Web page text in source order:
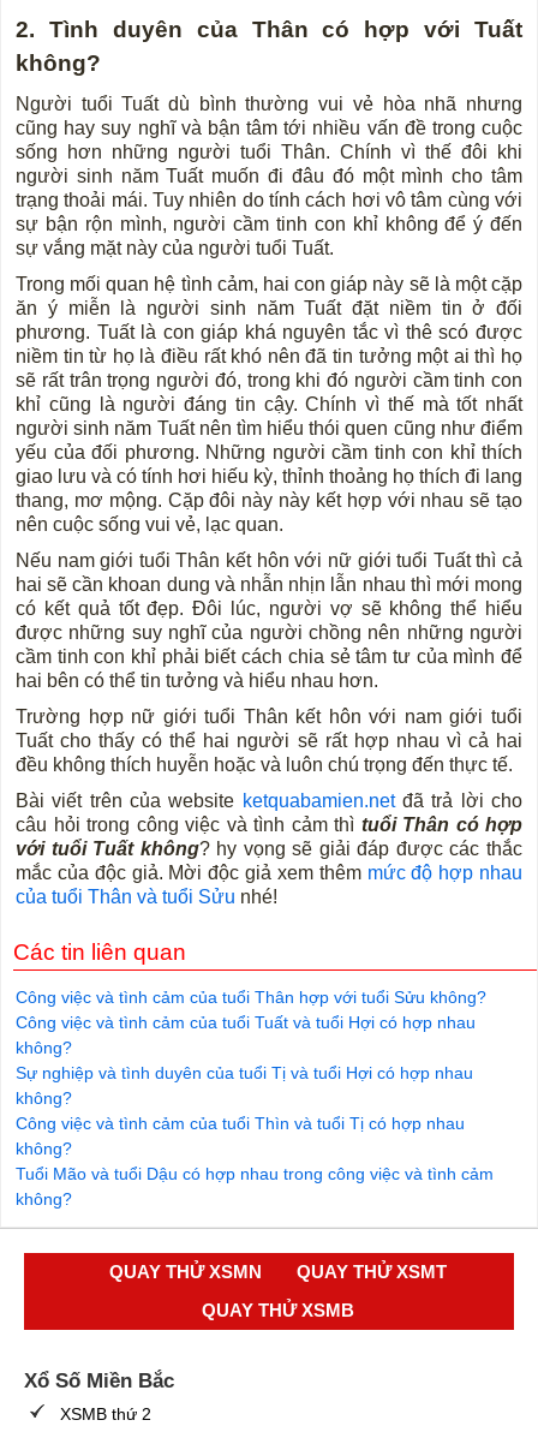
2. Tình duyên của Thân có hợp với Tuất
không?
Người tuổi Tuất dù bình thường vui vẻ hòa nhã nhưng
cũng hay suy nghĩ và bận tâm tới nhiều vấn đề trong cuộc
sống hơn những người tuổi Thân. Chính vì thế đôi khi
người sinh năm Tuất muốn đi đâu đó một mình cho tâm
trạng thoải mái. Tuy nhiên do tính cách hơi vô tâm cùng với
sự bận rộn mình, người cầm tinh con khỉ không để ý đến
sự vắng mặt này của người tuổi Tuất.
Trong mối quan hệ tình cảm, hai con giáp này sẽ là một cặp
ăn ý miễn là người sinh năm Tuất đặt niềm tin ở đối
phương. Tuất là con giáp khá nguyên tắc vì thê scó được
niềm tin từ họ là điều rất khó nên đã tin tưởng một ai thì họ
sẽ rất trân trọng người đó, trong khi đó người cầm tinh con
khỉ cũng là người đáng tin cậy. Chính vì thế mà tốt nhất
người sinh năm Tuất nên tìm hiểu thói quen cũng như điểm
yếu của đối phương. Những người cầm tinh con khỉ thích
giao lưu và có tính hơi hiếu kỳ, thỉnh thoảng họ thích đi lang
thang, mơ mộng. Cặp đôi này này kết hợp với nhau sẽ tạo
nên cuộc sống vui vẻ, lạc quan.
Nếu nam giới tuổi Thân kết hôn với nữ giới tuổi Tuất thì cả
hai sẽ cần khoan dung và nhẫn nhịn lẫn nhau thì mới mong
có kết quả tốt đẹp. Đôi lúc, người vợ sẽ không thể hiểu
được những suy nghĩ của người chồng nên những người
cầm tinh con khỉ phải biết cách chia sẻ tâm tư của mình để
hai bên có thể tin tưởng và hiểu nhau hơn.
Trường hợp nữ giới tuổi Thân kết hôn với nam giới tuổi
Tuất cho thấy có thể hai người sẽ rất hợp nhau vì cả hai
đều không thích huyễn hoặc và luôn chú trọng đến thực tế.
Bài viết trên của website ketquabamien.netđã trả lời cho
câu hỏi trong công việc và tình cảm thì tuổi Thân có hợp
với tuổi Tuất không? hy vọng sẽ giải đáp được các thắc
mắc của độc giả. Mời độc giả xem thêm mức độ hợp nhau
của tuổi Thân và tuổi Sửu nhé!
Các tin liên quan
Công việc và tình cảm của tuổi Thân hợp với tuổi Sửu không?
Công việc và tình cảm của tuổi Tuất và tuổi Hợi có hợp nhau
không?
Sự nghiệp và tình duyên của tuổi Tị và tuổi Hợi có hợp nhau
không?
Công việc và tình cảm của tuổi Thìn và tuổi Tị có hợp nhau
không?
Tuổi Mão và tuổi Dậu có hợp nhau trong công việc và tình cảm
không?
QUAY THỬ XSMN
QUAY THỬ XSMT
QUAY THỬ XSMB
Xổ Số Miền Bắc
XSMB thứ 2